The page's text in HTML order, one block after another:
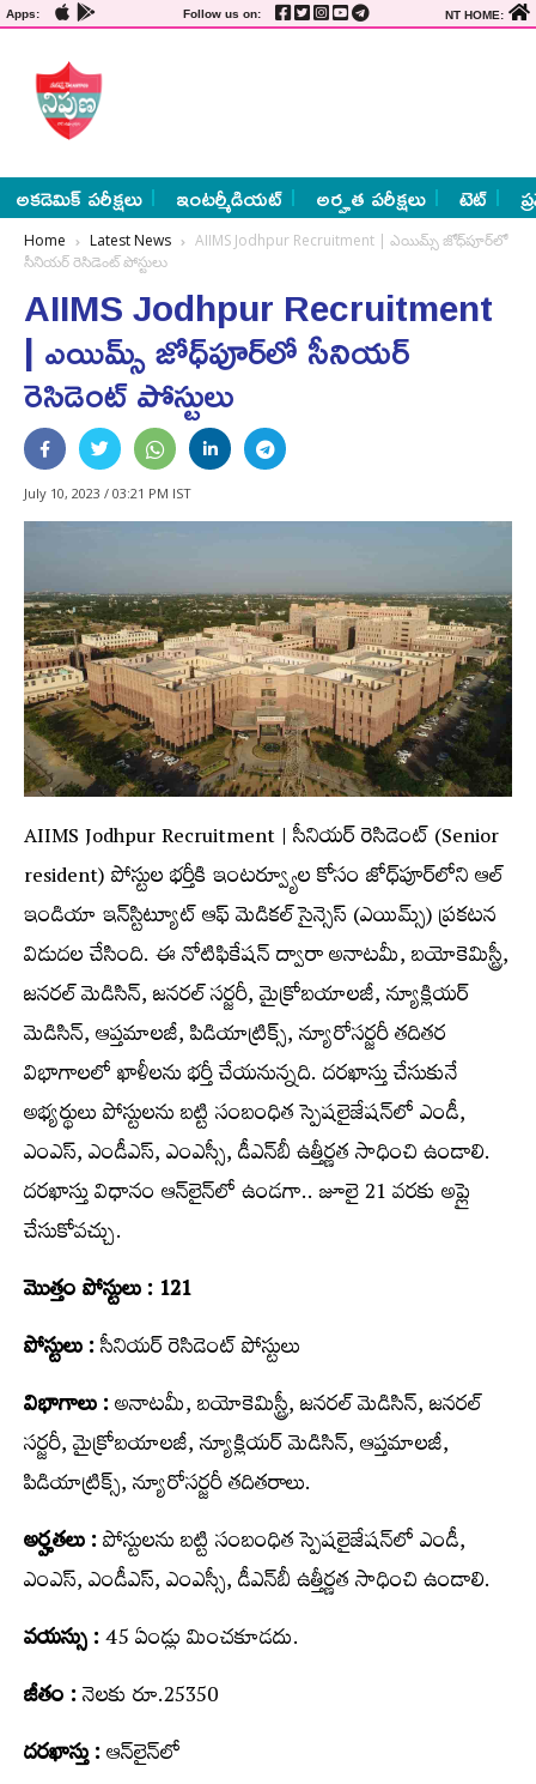
Apps: Follow us on: NT HOME:
అకడెమిక్ పరీక్షలు ఇంటర్మీడియట్ అర్హత పరీక్షలు టెట్
Home Latest News
AIIMS Jodhpur Recruitment | ఎయిమ్స్ జోధ్‌పూర్‌లో
సీనియర్ రెసిడెంట్ పోస్టులు
AIIMS Jodhpur Recruitment
| ఎయిమ్స్ జోధ్‌పూర్‌లో సీనియర్
రెసిడెంట్ పోస్టులు
July 10, 2023 / 03:21 PM IST
AIIMS Jodhpur Recruitment | సీనియర్ రెసిడెంట్ (Senior
resident) పోస్టుల భర్తీకి ఇంట‌ర్వ్యూల కోసం జోధ్‌పూర్‌లోని ఆల్‌
ఇండియా ఇన్‌స్టిట్యూట్‌ ఆఫ్‌ మెడికల్‌ సైన్సెస్ (ఎయిమ్స్‌) ప్ర‌క‌ట‌న
విడుద‌ల చేసింది. ఈ నోటిఫికేష‌న్ ద్వారా అనాటమీ, బయోకెమిస్ట్రీ,
జనరల్‌ మెడిసిన్‌, జనరల్‌ సర్జరీ, మైక్రోబయాలజీ, న్యూక్లియర్‌
మెడిసిన్‌, ఆప్తమాలజీ, పిడియాట్రిక్స్‌, న్యూరోసర్జరీ త‌దిత‌ర
విభాగాల‌లో ఖాళీల‌ను భ‌ర్తీ చేయ‌నున్న‌ది. ద‌ర‌ఖాస్తు చేసుకునే
అభ్య‌ర్థులు పోస్టుల‌ను బ‌ట్టి సంబంధిత స్పెషలైజేషన్‌లో ఎండీ,
ఎంఎస్‌, ఎండీఎస్‌, ఎంఎస్సీ, డీఎన్‌బీ ఉత్తీర్ణత సాధించి ఉండాలి.
దరఖాస్తు విధానం ఆన్‌లైన్‌లో ఉండగా.. జూలై 21 వ‌ర‌కు అప్లై
చేసుకోవ‌చ్చు.
మొత్తం పోస్టులు : 121
పోస్టులు :సీనియర్ రెసిడెంట్‌ పోస్టులు
విభాగాలు :అనాటమీ, బయోకెమిస్ట్రీ, జనరల్‌ మెడిసిన్‌, జనరల్‌
సర్జరీ, మైక్రోబయాలజీ, న్యూక్లియర్‌ మెడిసిన్‌, ఆప్తమాలజీ,
పిడియాట్రిక్స్‌, న్యూరోసర్జరీ తదితరాలు.
అర్హతలు :పోస్టుల‌ను బ‌ట్టి సంబంధిత స్పెషలైజేషన్‌లో ఎండీ,
ఎంఎస్‌, ఎండీఎస్‌, ఎంఎస్సీ, డీఎన్‌బీ ఉత్తీర్ణత సాధించి ఉండాలి.
వయస్సు :45 ఏండ్లు మించకూడదు.
జీతం :నెలకు రూ.25350
దరఖాస్తు :ఆన్‌లైన్‌లో